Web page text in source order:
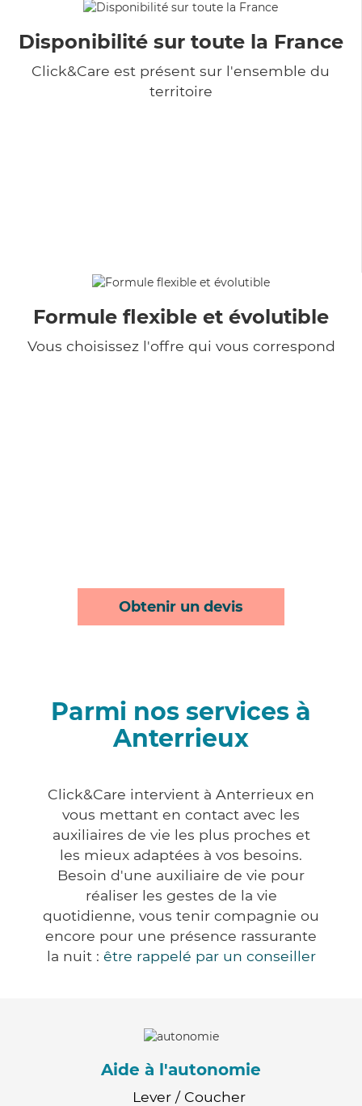
Disponibilité sur toute la France
Click&Care est présent sur l'ensemble du
territoire
Formule flexible et évolutible
Vous choisissez l'offre qui vous correspond
Obtenir un devis
Parmi nos services à
Anterrieux
Click&Care intervient à Anterrieux en
vous mettant en contact avec les
auxiliaires de vie les plus proches et
les mieux adaptées à vos besoins.
Besoin d'une auxiliaire de vie pour
réaliser les gestes de la vie
quotidienne, vous tenir compagnie ou
encore pour une présence rassurante
la nuit : être rappelé par un conseiller
Aide à l'autonomie
Lever / Coucher